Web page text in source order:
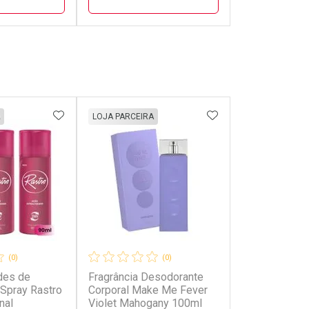
cada
Ativar Desconto
(0)
de
Rastro
ADICIONAR AOS FAVORITOS
(0)
Fragrância Desodorante
Corporal Make Me Fever
Violet Mahogany 100ml
LOJA PARCEIRA ADICIONAR AOS